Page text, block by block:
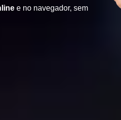
e no navegador, sem